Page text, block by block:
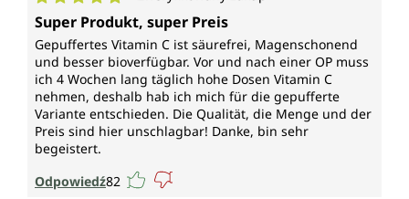
odpornościowego podczas i po
intensywnym wysiłku fizycznym, jeśli
dodatkowo do zalecanej dziennej dawki
witaminy C przyjmowane jest 200 mg
dziennie
prawidłowego metabolizmu
energetycznego
prawidłowej syntezy kolagenu dla
prawidłowego funkcjonowania chrząstek,
Średnia ocena 5 z 5 gwiazdek
Super Produkt, super Preis
Gepuffertes Vitamin C ist säurefrei, Magenschonend
und besser bioverfügbar. Vor und nach einer OP muss
ich 4 Wochen lang täglich hohe Dosen Vitamin C
nehmen, deshalb hab ich mich für die gepufferte
Variante entschieden. Die Qualität, die Menge und der
Preis sind hier unschlagbar! Danke, bin sehr
begeistert.
Odpowiedź82